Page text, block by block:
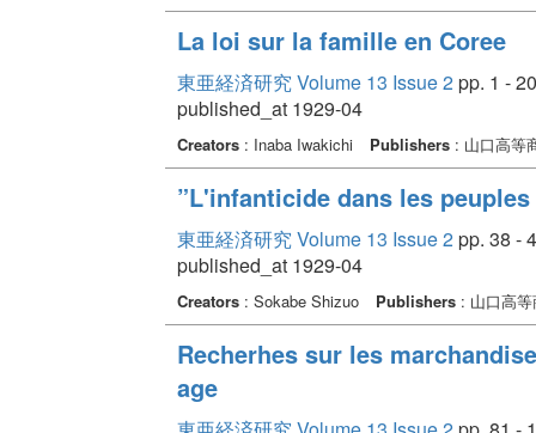
La loi sur la famille en Coree
東亜経済研究 Volume 13 Issue 2pp. 1 - 20
published_at 1929-04
Creators: Inaba Iwakichi Publishers: 山口高等
”L'infanticide dans les
東亜経済研究 Volume 13 Issue 2pp. 38 -
published_at 1929-04
Creators: Sokabe Shizuo Publishers: 山口高等
Recherhes sur les
age